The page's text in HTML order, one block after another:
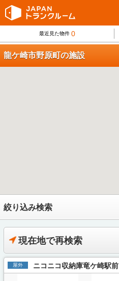
最近見た物件 0
龍ケ崎市野原町の施設
絞り込み検索
現在地で再検索
屋外 ニコニコ収納庫竜ケ崎駅前